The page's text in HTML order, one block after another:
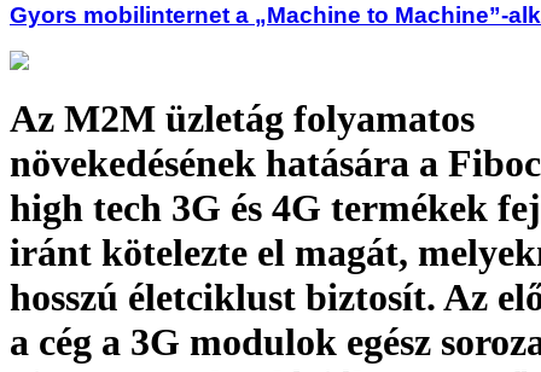
Gyors mobilinternet a „Machine to Machine”-
Az M2M üzletág folyamatos
növekedésének hatására a
high tech 3G és 4G termékek
iránt kötelezte el magát,
hosszú életciklust biztosít. Az
a cég a 3G modulok egész